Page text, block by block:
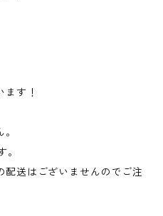
す！
配送はございませんのでご注